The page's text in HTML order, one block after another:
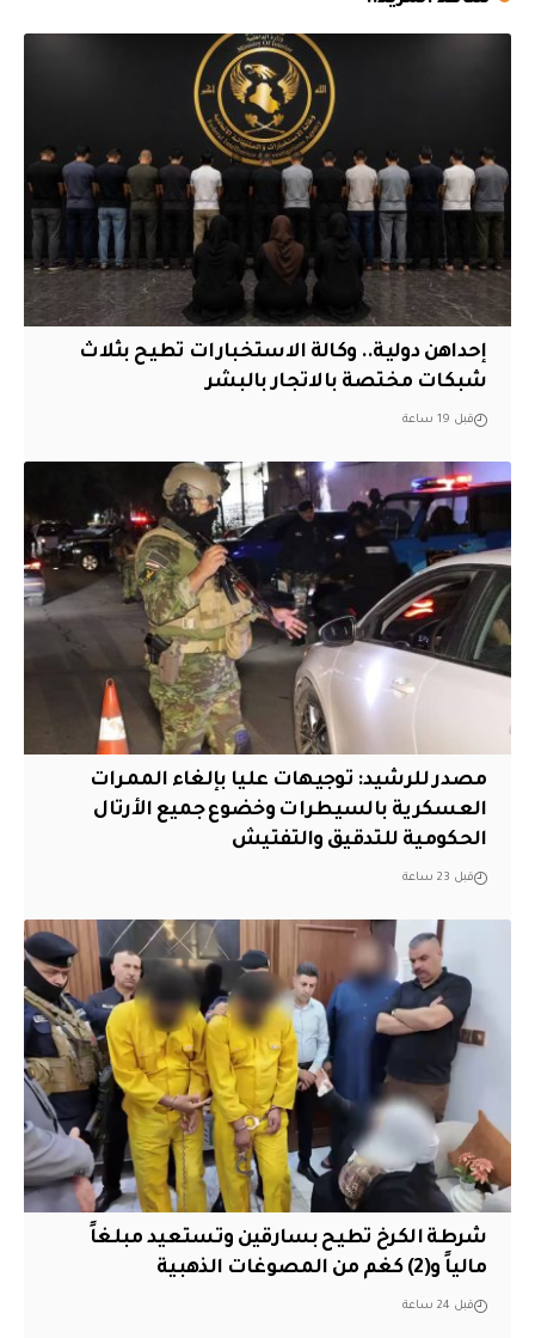
إحداهن دولية.. وكالة الاستخبارات تطيح بثلاث
شبكات مختصة بالاتجار بالبشر
قبل 19 ساعة
مصدر للرشيد: توجيهات عليا بإلغاء الممرات
العسكرية بالسيطرات وخضوع جميع الأرتال
الحكومية للتدقيق والتفتيش
قبل 23 ساعة
شرطة الكرخ تطيح بسارقين وتستعيد مبلغاً
مالياً و(2) كغم من المصوغات الذهبية
قبل 24 ساعة